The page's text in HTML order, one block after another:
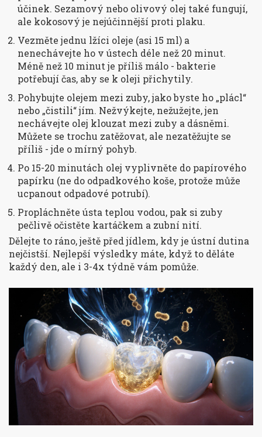
účinek. Sezamový nebo olivový olej také fungují,
ale kokosový je nejúčinnější proti plaku.
Vezměte jednu lžíci oleje (asi 15 ml) a
nenechávejte ho v ústech déle než 20 minut.
Méně než 10 minut je příliš málo - bakterie
potřebují čas, aby se k oleji přichytily.
Pohybujte olejem mezi zuby, jako byste ho „plácl“
nebo „čistili“ jím. Nežvýkejte, nežužejte, jen
nechávejte olej klouzat mezi zuby a dásněmi.
Můžete se trochu zatěžovat, ale nezatěžujte se
příliš - jde o mírný pohyb.
Po 15-20 minutách olej vyplivněte do papírového
papírku (ne do odpadkového koše, protože může
ucpanout odpadové potrubí).
Propláchněte ústa teplou vodou, pak si zuby
pečlivě očistěte kartáčkem a zubní nití.
Dělejte to ráno, ještě před jídlem, kdy je ústní dutina
nejčistší. Nejlepší výsledky máte, když to děláte
každý den, ale i 3-4x týdně vám pomůže.